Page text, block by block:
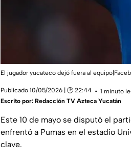
El jugador yucateco dejó fuera al
Publicado 10/05/2026 | 🕑 22:44
1 minuto
Escrito por: Redacción TV Azteca Yucatán
Este 10 de mayo se disputó el
enfrentó a Pumas en el estadio
clave.